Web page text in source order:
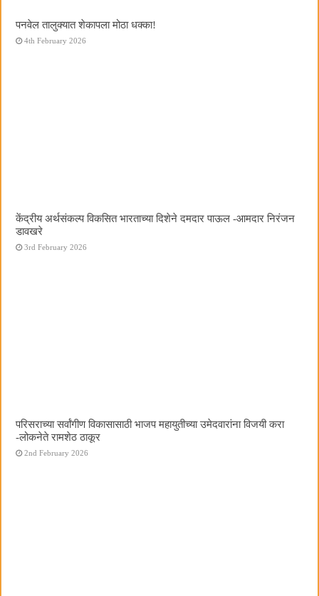
पनवेल तालुक्यात शेकापला मोठा धक्का!
4th February 2026
केंद्रीय अर्थसंकल्प विकसित भारताच्या दिशेने दमदार पाऊल -आमदार निरंजन
डावखरे
3rd February 2026
परिसराच्या सर्वांगीण विकासासाठी भाजप महायुतीच्या उमेदवारांना विजयी करा
-लोकनेते रामशेठ ठाकूर
2nd February 2026